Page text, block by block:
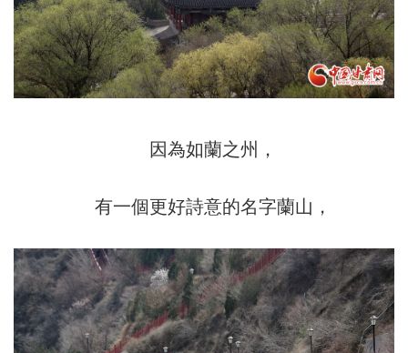
因為如蘭之州，
有一個更好詩意的名字蘭山，